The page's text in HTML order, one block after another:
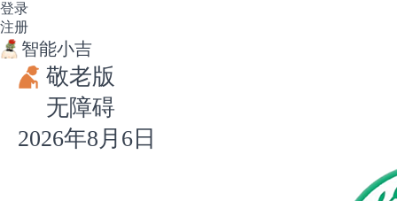
登录
注册
智能小吉
敬老版
无障碍
2026年8月6日